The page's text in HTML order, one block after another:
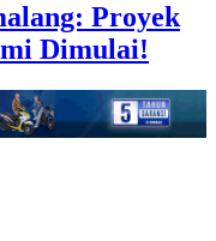
Proyek
Dimulai!